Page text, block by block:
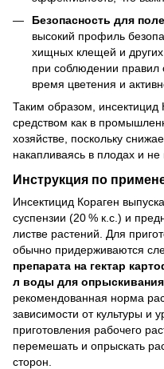
Безопасность для
высокий профиль
хищных клещей и
при соблюдении правил
время цветения и
Таким образом,
средством как в
хозяйстве, поскольку
накапливаясь в плодах и
Инструкция по
Инсектицид Кораген
суспензии (20 % к.с.) и
листве растений. Для
обычно придерживаются
препарата на гектар
л воды для опрыскивания
рекомендованная норма
зависимости от культуры и
приготовления рабочего
перемешать и опрыскать
сторон.